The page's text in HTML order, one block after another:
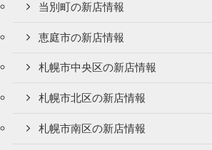
当別町の新店情報
恵庭市の新店情報
札幌市中央区の新店情報
札幌市北区の新店情報
札幌市南区の新店情報